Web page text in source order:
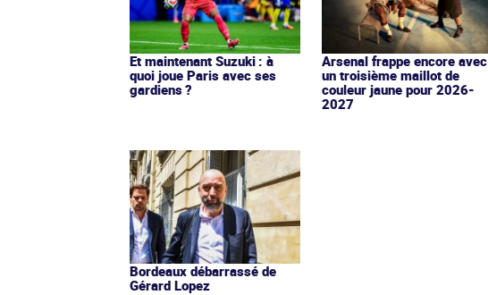
Et maintenant Suzuki : à
quoi joue Paris avec ses
gardiens ?
Arsenal frappe encore avec
un troisième maillot de
couleur jaune pour 2026-
2027
Bordeaux débarrassé de
Gérard Lopez